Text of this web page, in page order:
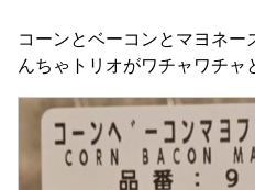
コーンとベーコンとマヨネ
んちゃトリオがワチャワチャ